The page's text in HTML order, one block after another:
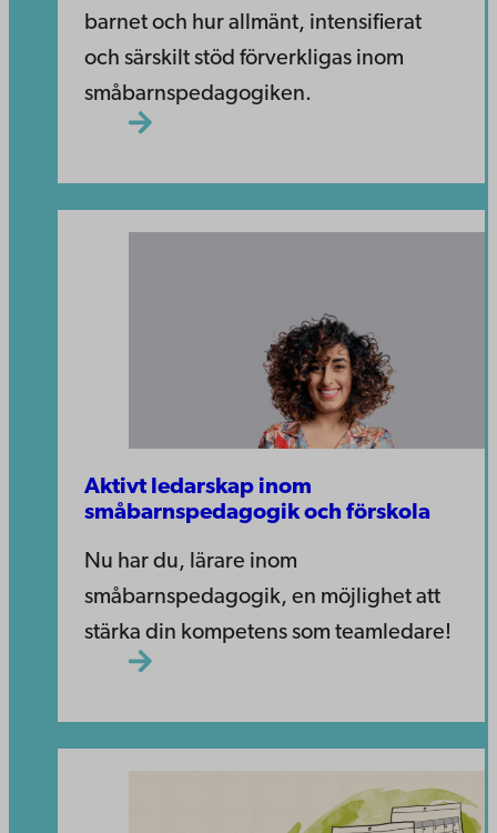
barnet och hur allmänt, intensifierat
och särskilt stöd förverkligas inom
småbarnspedagogiken.
Aktivt ledarskap inom
småbarnspedagogik och förskola
Nu har du, lärare inom
småbarnspedagogik, en möjlighet att
stärka din kompetens som teamledare!